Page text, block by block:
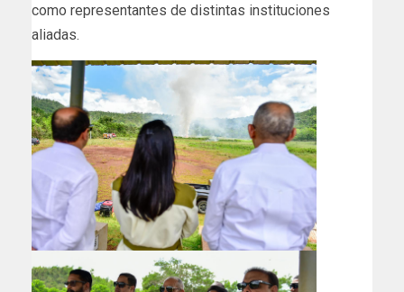
como representantes de distintas instituciones
aliadas.